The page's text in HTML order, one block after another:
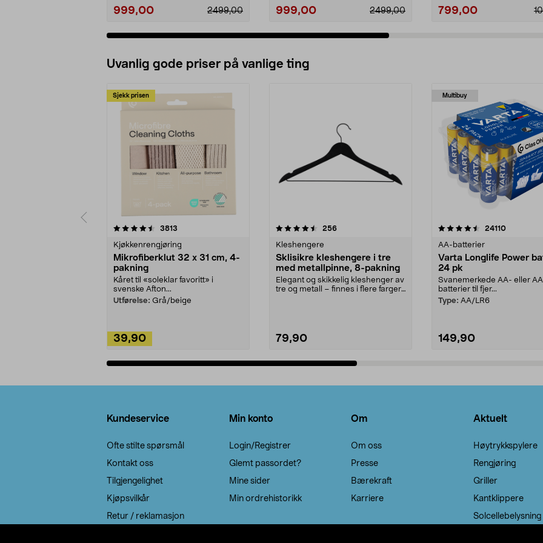
999,00 2499,00 999,00 2499,00 799,00
Uvanlig gode priser på vanlige ting
Sjekk prisen
3813
Kjøkkenrengjøring
Mikrofiberklut 32 x 31 cm, 4-
pakning
Kåret til «soleklar favoritt» i
svenske Afton...
Utførelse: Grå/beige
39,90
4.5av 5 stjerner 256anmeldelser
Kleshengere
Sklisikre kleshengere i tre
med metallpinne, 8-pakning
Elegant og skikkelig kleshenger av
tre og metall – finnes i flere farger.
79,90
Multibuy
4.5av 5 stjerner 24110
AA-batterier
Varta Longlife Power
24 pk
Svanemerkede AA- eller
batterier til fjer...
Type: AA/LR6
149,90
4.5av 5 stjerner
Kundeservice
Ofte stilte spørsmål
Kontakt oss
Tilgjengelighet
Kjøpsvilkår
Retur / reklamasjon
Min konto
Login/Registrer
Glemt passordet?
Mine sider
Min ordrehistorikk
Om
Om oss
Presse
Bærekraft
Karriere
Aktuelt
Høytrykkspylere
Rengjøring
Griller
Kantklippere
Solcellebelysning